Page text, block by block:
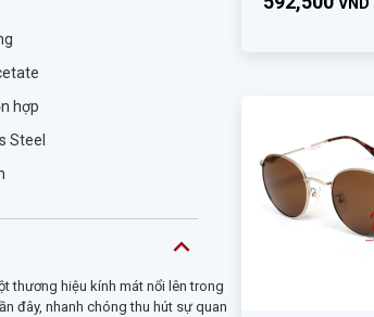
hợp
Steel
thương hiệu kính mát nổi lên trong
đây, nhanh chóng thu hút sự quan
VND